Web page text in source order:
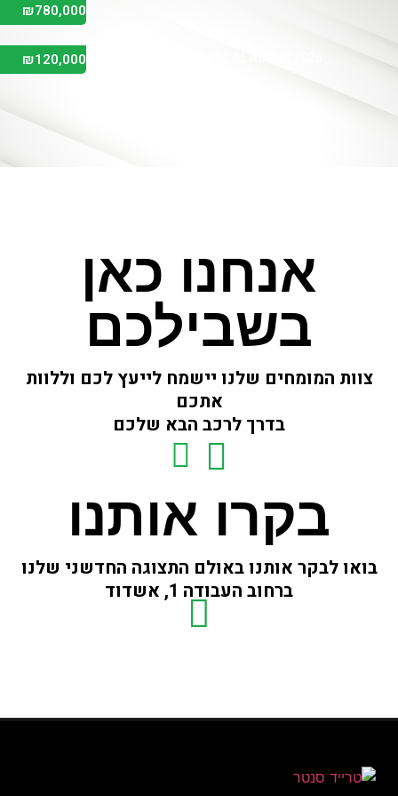
₪780,000
₪120,000
אנחנו כאן
בשבילכם
צוות המומחים שלנו יישמח לייעץ לכם וללוות
אתכם
בדרך לרכב הבא שלכם
בקרו אותנו
בואו לבקר אותנו באולם התצוגה החדשני שלנו
ברחוב העבודה 1, אשדוד